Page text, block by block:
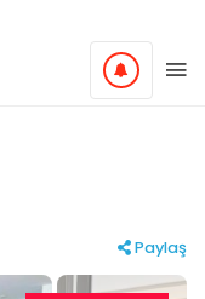
Paylaş